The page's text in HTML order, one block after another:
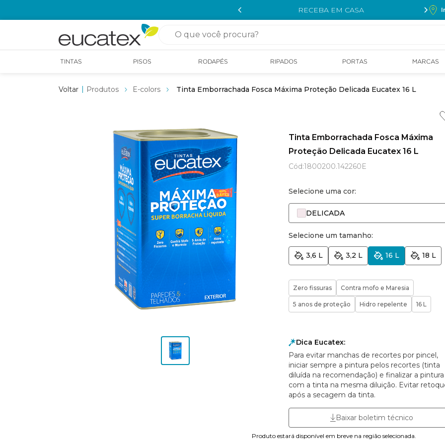
RECEBA EM CASA
O que você procura?
TINTAS PISOS RODAPÉS RIPADOS PORTAS MARCAS
Produtos E-colors Tinta Emborrachada Fosca Máxima Proteção Delicada Eucatex 16 L
Tinta Emborrachada Fosca Máxima
Proteção Delicada Eucatex 16 L
Cód:1800200.142260E
Selecione uma cor:
DELICADA
Selecione um tamanho:
3,6 L 3,2 L 16 L 18 L
Zero fissuras Contra mofo e Maresia
5 anos de proteção Hidro repelente 16 L
Dica Eucatex:
Para evitar manchas de recortes por pincel,
iniciar sempre a pintura pelos recortes (tinta
diluída na recomendação) e finalizar a pintura
com a tinta na mesma diluição. Evitar
após a secagem da tinta.
Baixar boletim técnico
Produto estará disponível em breve na região selecionada.